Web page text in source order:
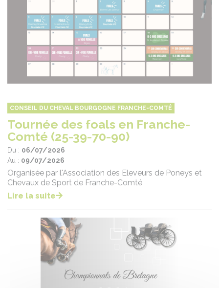
CONSEIL DU CHEVAL BOURGOGNE FRANCHE-COMTÉ
Tournée des foals en Franche-
Comté (25-39-70-90)
Du : 06/07/2026
Au : 09/07/2026
Organisée par l'Association des Eleveurs de Poneys et
Chevaux de Sport de Franche-Comté
Lire la suite